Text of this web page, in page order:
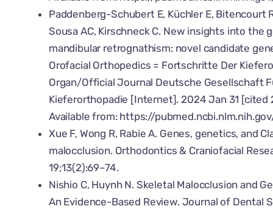
Paddenberg-Schubert E, Küchler E, Bitencourt
Sousa AC, Kirschneck C. New insights into the
mandibular retrognathism: novel candidate
Orofacial Orthopedics = Fortschritte Der
Organ/Official Journal Deutsche Gesellschaft
Kieferorthopadie [Internet]. 2024 Jan 31 [cited
Available from: https://
Xue F, Wong R, Rabie A. Genes, genetics, and
malocclusion. Orthodontics & Craniofacial
19;13(2):69–74.
Nishio C, Huynh N. Skeletal Malocclusion and
An Evidence-Based Review. Journal of Dental